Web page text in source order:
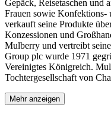
Gepäck, Reisetaschen und
Frauen sowie Konfektions-
verkauft seine Produkte
Konzessionen und
Mulberry und vertreibt
Group plc wurde 1971
Vereinigtes Königreich.
Tochtergesellschaft von
Mehr anzeigen